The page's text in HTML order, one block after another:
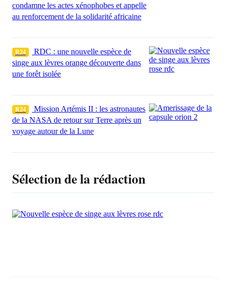
condamne les actes xénophobes et appelle
au renforcement de la solidarité africaine
R24
RDC : une nouvelle espèce de
singe aux lèvres orange découverte dans
une forêt isolée
R24
Mission Artémis II : les astronautes
de la NASA de retour sur Terre après un
voyage autour de la Lune
Sélection de la rédaction